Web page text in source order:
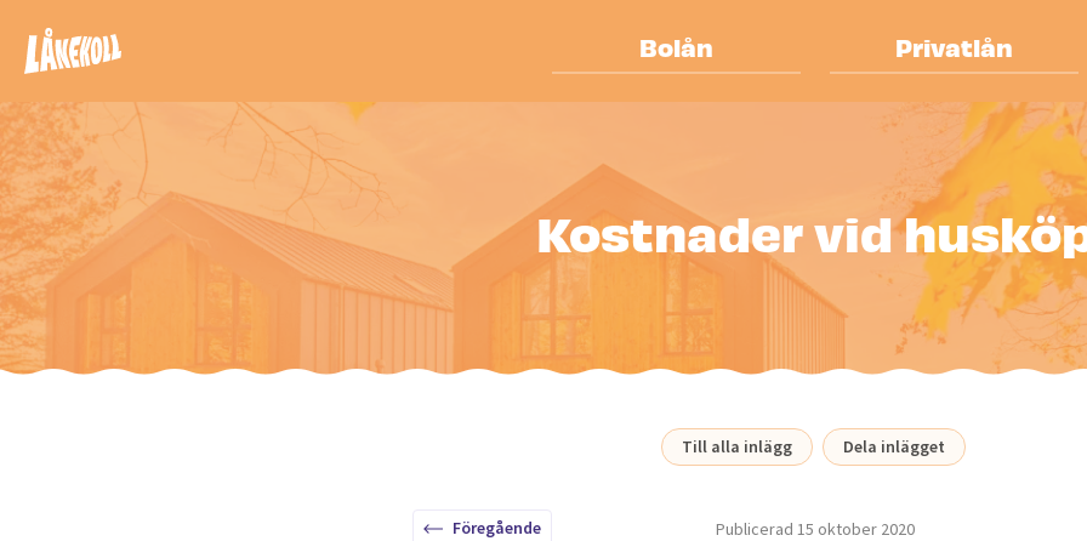
Bolån Privatlån
Kostnader vid
Till alla inlägg Dela inlägget
Publicerad 15 oktober 2020
Föregående